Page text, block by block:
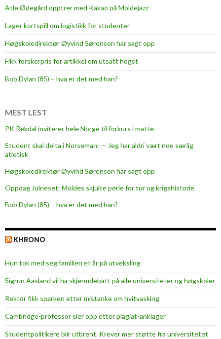
a
p
l
s
e
u
l
u
b
y
n
l
d
e
Atle Ødegård opptrer med Kakao på Moldejazz
Lager kortspill om logistikk for studenter
Høgskoledirektør Øyvind Sørensen har sagt opp
Fikk forskerpris for artikkel om utsatt hogst
Bob Dylan (85) – hva er det med han?
MEST LEST
PK Rekdal inviterer hele Norge til forkurs i matte
Student skal delta i Norseman: — Jeg har aldri vært noe særlig
atletisk
Høgskoledirektør Øyvind Sørensen har sagt opp
Oppdag Julneset: Moldes skjulte perle for tur og krigshistorie
Bob Dylan (85) – hva er det med han?
KHRONO
Hun tok med seg familien et år på utveksling
Sigrun Aasland vil ha skjerm­debatt på alle universiteter og høgskoler
Rektor fikk sparken etter mistanke om hvitvasking
Cambridge-professor sier opp etter plagiat-anklager
Studentpolitikere blir utbrent. Krever mer støtte fra universitetet